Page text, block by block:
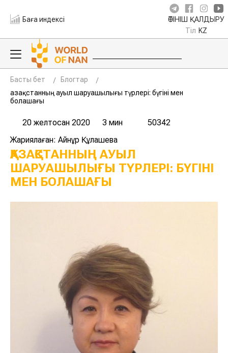
Баға индексі ӨТІНІШ ҚАЛДЫРУ
Тіл KZ
Басты бет
Блогтар
Қазақстанның ауыл шаруашылығы түрлері: бүгіні мен
болашағы
20 желтоқсан 2020 3 мин
50342
Жариялаған: Айнұр Құлашева
ҚАЗАҚСТАННЫҢ АУЫЛ
ШАРУАШЫЛЫҒЫ ТҮРЛЕРІ: БҮГІНІ
МЕН БОЛАШАҒЫ